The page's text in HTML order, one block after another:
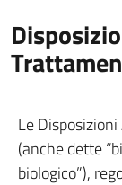
Le
(anche dette
biologico”),